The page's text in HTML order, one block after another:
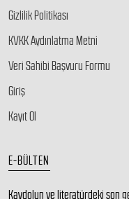
Gizlilik Politikası
KVKK Aydınlatma Metni
Veri Sahibi Başvuru Formu
Giriş
Kayıt Ol
E-BÜLTEN
Kaydolun ve literatürdeki son